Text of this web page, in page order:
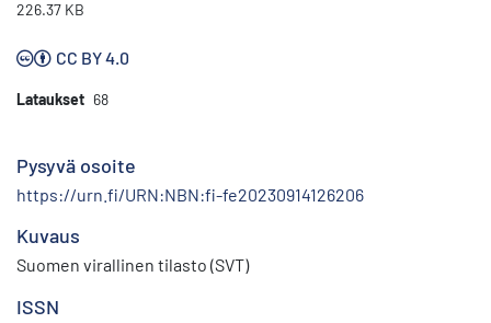
226.37 KB
CC BY 4.0
Lataukset 68
Pysyvä osoite
https://urn.fi/URN:NBN:fi-fe20230914126206
Kuvaus
Suomen virallinen tilasto (SVT)
ISSN